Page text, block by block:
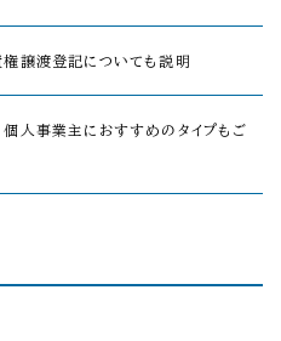
権譲渡登記についても説明
個人事業主におすすめのタイプもご